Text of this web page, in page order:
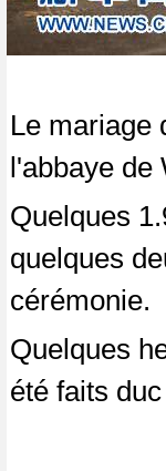
Le mariage
l'abbaye de
Quelques
quelques
cérémonie.
Quelques
été faits